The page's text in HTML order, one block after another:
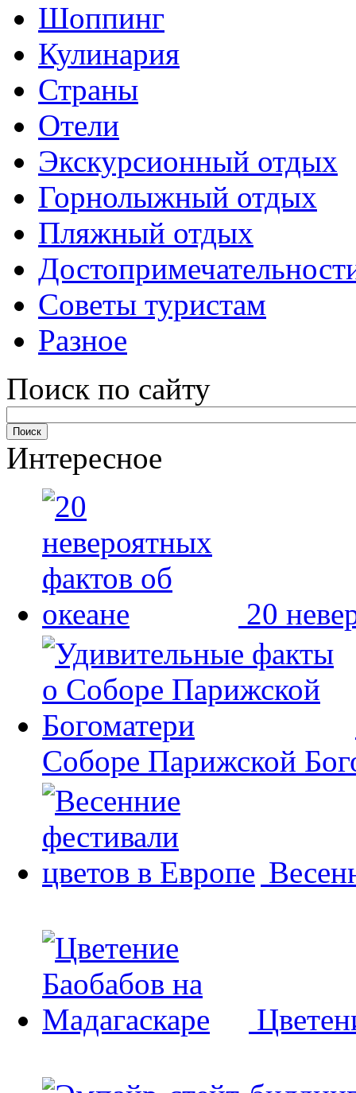
Шоппинг
Кулинария
Страны
Отели
Экскурсионный отдых
Горнолыжный отдых
Пляжный отдых
Советы туристам
Разное
Поиск по сайту
Интересное
20
Соборе Парижской